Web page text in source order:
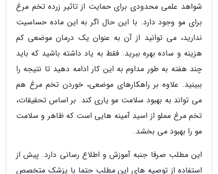
شواهد علمی محدودی برای حمایت از تاثیر زرده تخم مرغ
برای مو وجود دارد. با این حال اگر به این ماده حساسیت
ندارید، می توانید از آن به عنوان یک درمان موضعی کم
هزینه و ساده بهره ببرید. فقط به یاد داشته باشید که باید
چند هفته به طور مداوم به این کار ادامه دهید تا نتیجه را
ببینید. علاوه بر راهکارهای موضعی، خوردن تخم مرغ هم
می تواند به بهبود سلامت مو یاری کند. بر اساس تحقیقات،
تخم مرغ مملو از اسید آمینه هایی است که ظاهر و سلامت
مو را بهبود می بخشد.
این مطلب صرفا جنبه آموزش و اطلاع رسانی دارد. پیش از
استفاده از توصیه های این مطلب حتما با پزشک متخصص